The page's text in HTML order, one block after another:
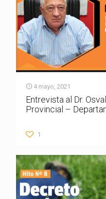
4 mayo, 2021
Entrevista al Dr.
Provincial –
1